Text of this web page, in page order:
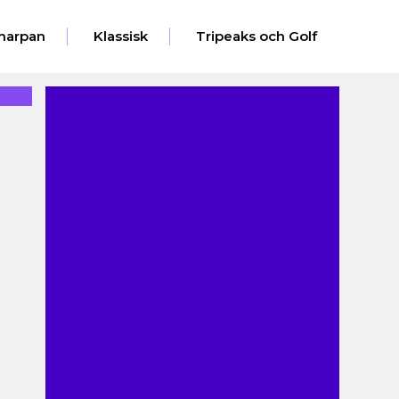
Klassisk Tripeaks och Golf